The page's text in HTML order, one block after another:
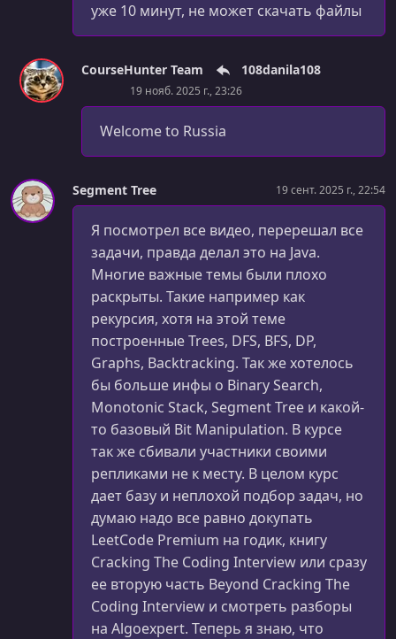
уже 10 минут, не может скачать файлы
CourseHunter Team 108danila108
19 нояб. 2025 г., 23:26
Welcome to Russia
Segment Tree 19 сент. 2025 г., 22:54
Я посмотрел все видео, перерешал все
задачи, правда делал это на Java.
Многие важные темы были плохо
раскрыты. Такие например как
рекурсия, хотя на этой теме
построенные Trees, DFS, BFS, DP,
Graphs, Backtracking. Так же хотелось
бы больше инфы о Binary Search,
Monotonic Stack, Segment Tree и какой-
то базовый Bit Manipulation. В курсе
так же сбивали участники своими
репликами не к месту. В целом курс
дает базу и неплохой подбор задач, но
думаю надо все равно докупать
LeetCode Premium на годик, книгу
Cracking The Coding Interview или сразу
ее вторую часть Beyond Cracking The
Coding Interview и смотреть разборы
на Algoexpert. Теперь я знаю, что